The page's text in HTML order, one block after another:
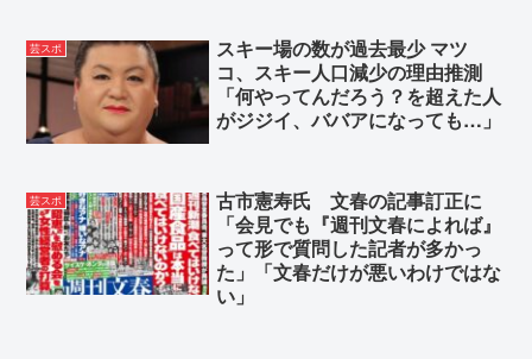
芸スポ
スキー場の数が過去最少 マツ
コ、スキー人口減少の理由推測
「何やってんだろう？を超えた人
がジジイ、ババアになっても…」
芸スポ
古市憲寿氏 文春の記事訂正に
「会見でも『週刊文春によれば』
って形で質問した記者が多かっ
た」「文春だけが悪いわけではな
い」